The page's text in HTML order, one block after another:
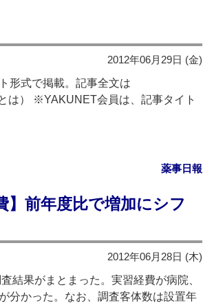
2012年06月29日 (金)
形式で掲載。記事全文は
は） ※YAKUNET会員は、記事タイト
薬事日報
】前年度比で増加にシフ
2012年06月28日 (木)
結果がまとまった。実習経費が病院、
分かった。なお、調査客体数は設置年